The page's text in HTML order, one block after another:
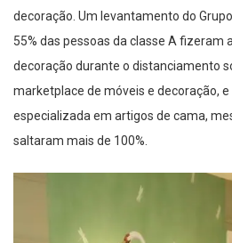
decoração. Um levantamento do
55% das pessoas da classe A fizeram
decoração durante o distanciamento
marketplace de móveis e decoração,
especializada em artigos de cama,
saltaram mais de 100%.